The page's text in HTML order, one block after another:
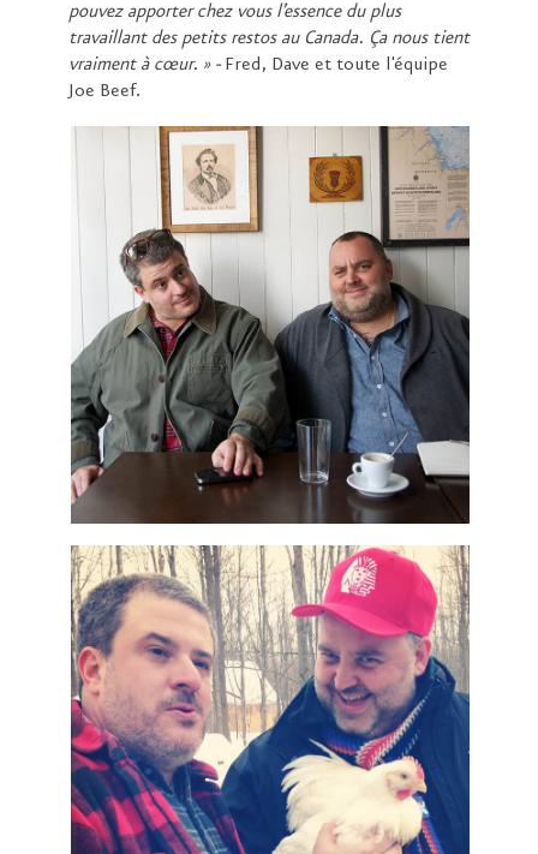
pouvez apporter chez vous l’essence du plus
travaillant des petits restos au Canada. Ça nous tient
vraiment à cœur. » -Fred, Dave et toute l'équipe
Joe Beef.